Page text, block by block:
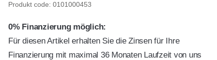
Produkt code: 0101000453
0% Finanzierung möglich:
Für diesen Artikel erhalten Sie die Zinsen für Ihre
Finanzierung mit maximal 36 Monaten Laufzeit von uns